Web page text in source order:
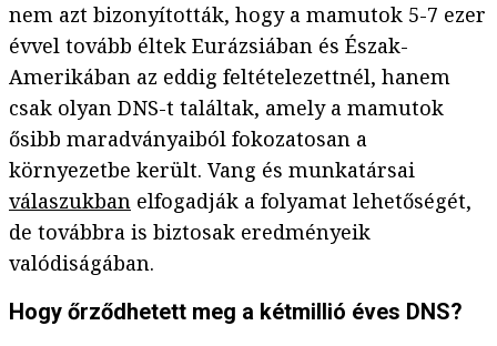
nem azt bizonyították, hogy a mamutok 5-7 ezer
évvel tovább éltek Eurázsiában és Észak-
Amerikában az eddig feltételezettnél, hanem
csak olyan DNS-t találtak, amely a mamutok
ősibb maradványaiból fokozatosan a
környezetbe került. Vang és munkatársai
válaszukban elfogadják a folyamat lehetőségét,
de továbbra is biztosak eredményeik
valódiságában.
Hogy őrződhetett meg a kétmillió éves DNS?